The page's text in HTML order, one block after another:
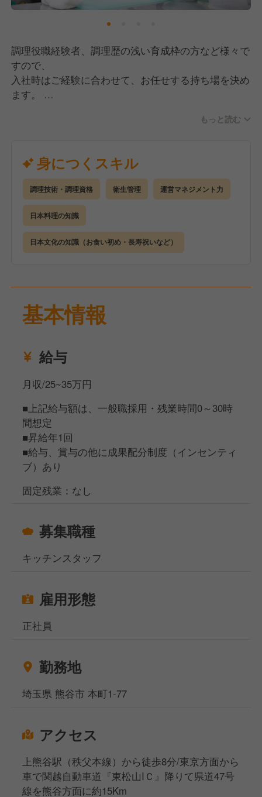
調理役職経験者、調理歴の浅い育成枠の方など様々で
すので、
入社時はご経験に合わせて、お任せする持ち場を決め
ます。
役職者には、調理場のシフト作成や原価管理等の管理
業務も
お任せいたします。
もっと読む
身につくスキル
調理技術・調理資格 衛生管理 運営マネジメント力
日本料理の知識
日本文化の知識（お食い初め・長寿祝いなど）
基本情報
給与
月収/25~35万円
■上記給与額は、一般職採用・残業時間0～30時
間想定
■昇給年1回
■給与、賞与の他に成果配分制度（インセンティ
ブ）あり
固定残業：なし
募集職種
キッチンスタッフ
雇用形態
正社員
勤務地
埼玉県 熊谷市 本町1-77
アクセス
上熊谷駅（秩父本線）から徒歩8分/東京方面から
車で関越自動車道『東松山IＣ』降りて県道47号
線を熊谷方面に約15Km